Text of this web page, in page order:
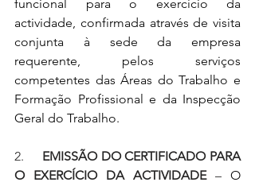
funcional para o exercício da
actividade, confirmada através de visita
conjunta à sede da empresa
requerente, pelos serviços
competentes das Áreas do Trabalho e
Formação Profissional e da Inspecção
Geral do Trabalho.
2. EMISSÃO DO CERTIFICADO PARA
O EXERCÍCIO DA ACTIVIDADE – O